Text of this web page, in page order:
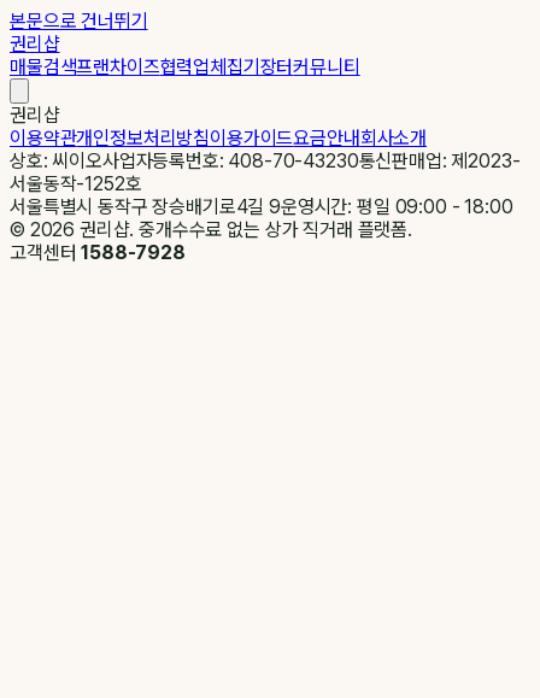
본문으로 건너뛰기
권리샵
매물검색프랜차이즈협력업체집기장터커뮤니티
권리샵
이용약관개인정보처리방침이용가이드요금안내회사소개
상호: 씨이오사업자등록번호: 408-70-43230통신판매업: 제2023-
서울동작-1252호
서울특별시 동작구 장승배기로4길 9운영시간: 평일 09:00 - 18:00
© 2026 권리샵. 중개수수료 없는 상가 직거래 플랫폼.
고객센터1588-7928